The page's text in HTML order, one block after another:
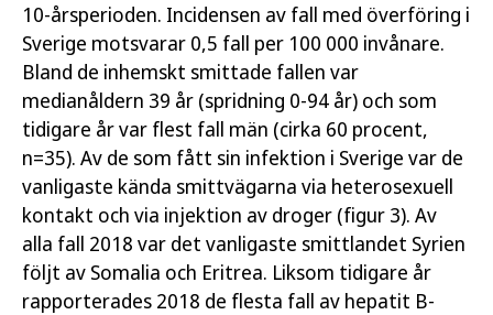
10-årsperioden. Incidensen av fall med överföring i
Sverige motsvarar 0,5 fall per 100 000 invånare.
Bland de inhemskt smittade fallen var
medianåldern 39 år (spridning 0-94 år) och som
tidigare år var flest fall män (cirka 60 procent,
n=35). Av de som fått sin infektion i Sverige var de
vanligaste kända smittvägarna via heterosexuell
kontakt och via injektion av droger (figur 3). Av
alla fall 2018 var det vanligaste smittlandet Syrien
följt av Somalia och Eritrea. Liksom tidigare år
rapporterades 2018 de flesta fall av hepatit B-